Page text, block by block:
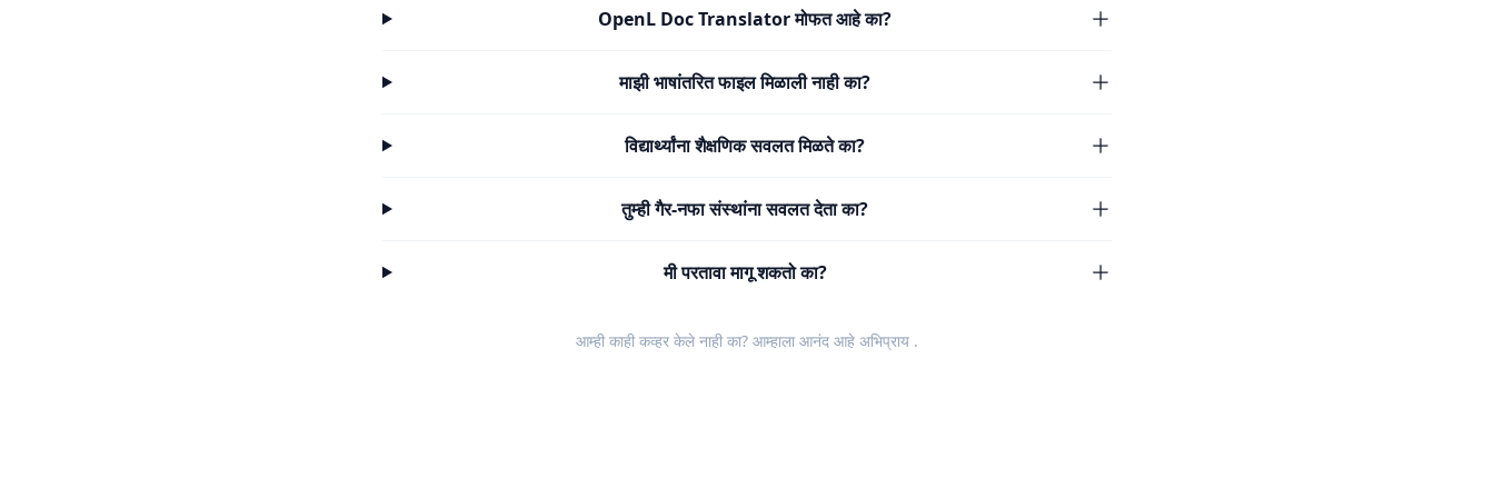
OpenL Doc Translator मोफत आहे का?
माझी भाषांतरित फाइल मिळाली नाही का?
विद्यार्थ्यांना शैक्षणिक सवलत मिळते का?
तुम्ही गैर-नफा संस्थांना सवलत देता का?
मी परतावा मागू शकतो का?
आम्ही काही कव्हर केले नाही का? आम्हाला आनंद आहे अभिप्राय .